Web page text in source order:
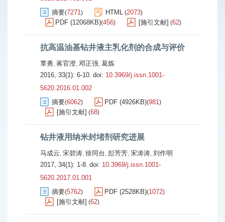
摘要(7271) HTML (2073)
PDF (12068KB)(456) [施引文献] (62)
抗高温油基钻井液主乳化剂的合成与评价
覃勇, 蒋官澄, 邓正强, 葛炼
2016, 33(1): 6-10. doi: 10.3969/j.issn.1001-
5620.2016.01.002
摘要(6062) PDF (4926KB)(981)
[施引文献] (68)
钻井液用纳米封堵剂研究进展
马成云, 宋碧涛, 徐同台, 彭芳芳, 宋涛涛, 刘作明
2017, 34(1): 1-8. doi: 10.3969/j.issn.1001-
5620.2017.01.001
摘要(5762) PDF (2528KB)(1072)
[施引文献] (62)